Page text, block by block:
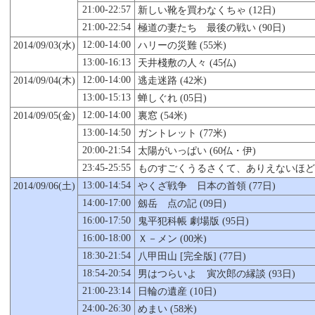
21:00-22:57
新しい靴を買わなくちゃ (12日)
21:00-22:54
極道の妻たち 最後の戦い (90日)
2014/09/03(水)
12:00-14:00 ハリーの災難 (55米)
13:00-16:13
天井棧敷の人々 (45仏)
2014/09/04(木)
12:00-14:00 逃走迷路 (42米)
13:00-15:13
蝉しぐれ (05日)
2014/09/05(金) 12:00-14:00 裏窓 (54米)
13:00-14:50
ガントレット (77米)
20:00-21:54
太陽がいっぱい (60仏・伊)
23:45-25:55
ものすごくうるさくて、ありえないほ
2014/09/06(土)
13:00-14:54 やくざ戦争 日本の首領 (77日)
14:00-17:00
劔岳 点の記 (09日)
16:00-17:50
鬼平犯科帳 劇場版 (95日)
16:00-18:00
Ｘ－メン (00米)
18:30-21:54
八甲田山 [完全版] (77日)
18:54-20:54
男はつらいよ 寅次郎の縁談 (93日)
21:00-23:14
日輪の遺産 (10日)
24:00-26:30
めまい (58米)